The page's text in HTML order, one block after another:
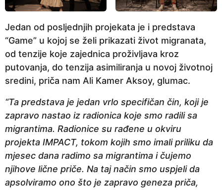
Jedan od posljednjih projekata je i predstava
“Game” u kojoj se želi prikazati život migranata,
od tenzije koje zajednica proživljava kroz
putovanja, do tenzija asimiliranja u novoj životnoj
sredini, priča nam Ali Kamer Aksoy, glumac.
“Ta predstava je jedan vrlo specifičan čin, koji je
zapravo nastao iz radionica koje smo radili sa
migrantima. Radionice su rađene u okviru
projekta IMPACT, tokom kojih smo imali priliku da
mjesec dana radimo sa migrantima i čujemo
njihove lične priče. Na taj način smo uspjeli da
apsolviramo ono što je zapravo geneza priča,